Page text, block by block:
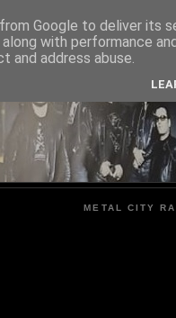
METAL CITY
Google to deliver its
along with performance
and address abuse.